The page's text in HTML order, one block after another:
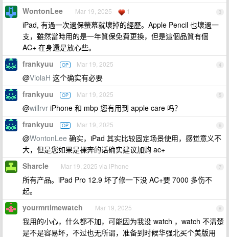
3
WontonLee Mar 19, 2025 1
iPad, 有過一次過保螢幕就壞掉的經歷。Apple Pencil 也壞過一
支，雖然當時用的是一年質保免費更換，但是這個品質有個
AC+ 在身還是放心些。
4
frankyuu OP Mar 19, 2025
@ViolaH 这个确实有必要
5
frankyuu OP Mar 19, 2025
@willrvr iPhone 和 mbp 您有用到 apple care 吗？
6
frankyuu OP Mar 19, 2025
@WontonLee 确实，iPad 其实比较固定场景使用，感觉意义不
大，但是您如果是裸奔的话确实建议加购 ac+
7
Sharcle Mar 19, 2025 via iPhone
所有产品。iPad Pro 12.9 坏了修一下没 AC+要 7000 多伤不
起。
8
yourmrtimewatch Mar 19, 2025
我用的小心，什么都不加，可能因为我没 watch ，watch 不清楚
是不是容易坏，不过也无所谓，准备到时候华强北买个美版用